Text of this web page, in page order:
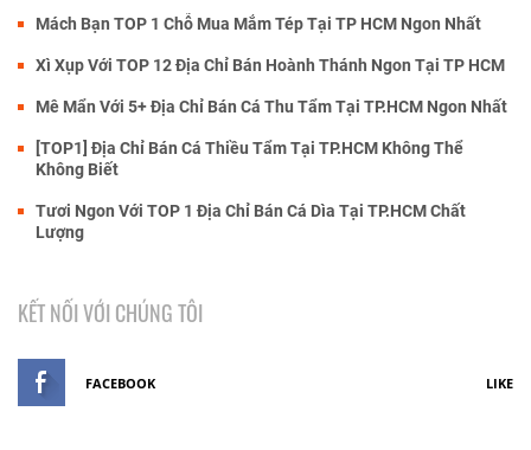
Mách Bạn TOP 1 Chỗ Mua Mắm Tép Tại TP HCM Ngon Nhất
Xì Xụp Với TOP 12 Địa Chỉ Bán Hoành Thánh Ngon Tại TP HCM
Mê Mẩn Với 5+ Địa Chỉ Bán Cá Thu Tẩm Tại TP.HCM Ngon Nhất
[TOP1] Địa Chỉ Bán Cá Thiều Tẩm Tại TP.HCM Không Thể
Không Biết
Tươi Ngon Với TOP 1 Địa Chỉ Bán Cá Dìa Tại TP.HCM Chất
Lượng
KẾT NỐI VỚI CHÚNG TÔI
FACEBOOK LIKE